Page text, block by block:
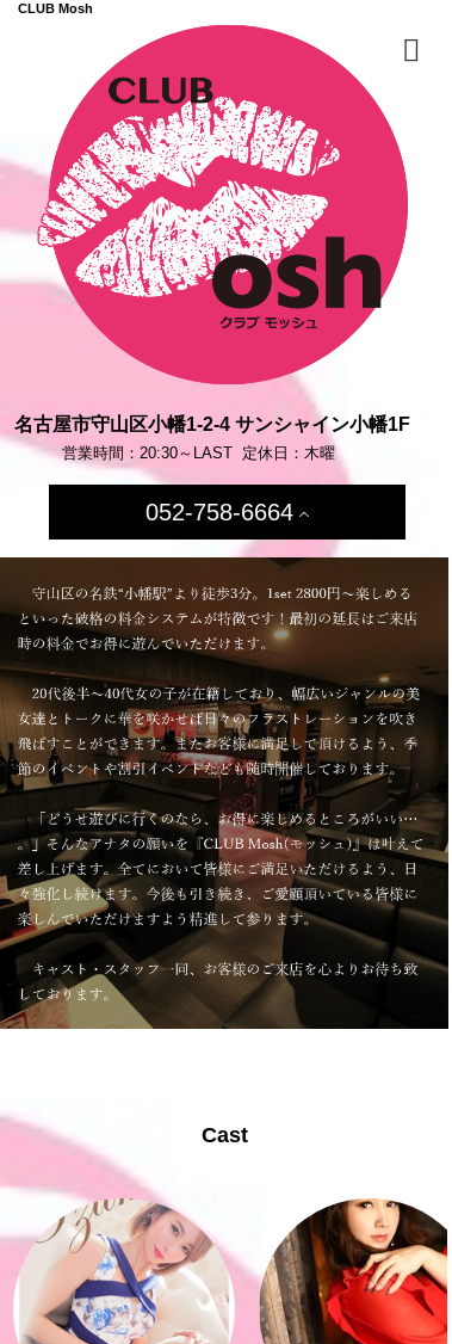
CLUB Mosh
Cast
名古屋市守山区小幡1-2-4 サンシャイン小幡1F
営業時間：20:30～LAST 定休日：木曜
052-758-6664